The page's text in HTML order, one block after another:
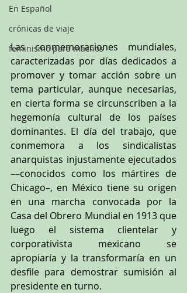
En Español
crónicas de viaje
feminismo para machos
Las conmemoraciones mundiales,
caracterizadas por días dedicados a
promover y tomar acción sobre un
tema particular, aunque necesarias,
en cierta forma se circunscriben a la
hegemonía cultural de los países
dominantes. El día del trabajo, que
conmemora a los sindicalistas
anarquistas injustamente ejecutados
––conocidos como los mártires de
Chicago–, en México tiene su origen
en una marcha convocada por la
Casa del Obrero Mundial en 1913 que
luego el sistema clientelar y
corporativista mexicano se
apropiaría y la transformaría en un
desfile para demostrar sumisión al
presidente en turno.